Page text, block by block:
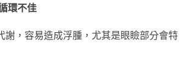
環不佳
謝，容易造成浮腫，尤其是眼瞼部分會特